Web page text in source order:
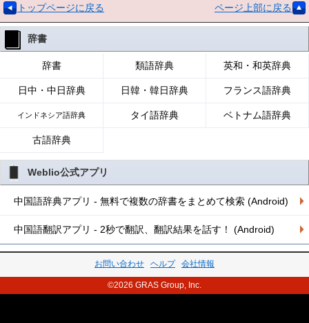
トップページに戻る ページ上部に戻る
辞書
辞書 類語辞典 英和・和英辞典
日中・中日辞典 日韓・韓日辞典 フランス語辞典
インドネシア語辞典 タイ語辞典 ベトナム語辞典
古語辞典
Weblio公式アプリ
中国語辞典アプリ - 無料で複数の辞書をまとめて検索 (Android)
中国語翻訳アプリ - 2秒で翻訳、翻訳結果を話す！ (Android)
お問い合わせ ヘルプ 会社情報
©2026 GRAS Group, Inc.